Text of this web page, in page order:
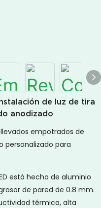
de luz de tira
anodizado
empotrados de
personalizado para
está hecho de aluminio
de pared de 0.8 mm.
térmica, alta